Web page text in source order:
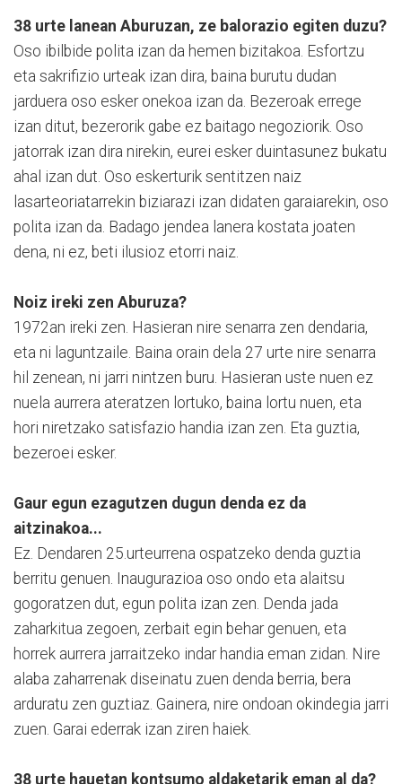
38 urte lanean Aburuzan, ze balorazio egiten duzu?
Oso ibilbide polita izan da hemen bizitakoa. Esfortzu
eta sakrifizio urteak izan dira, baina burutu dudan
jarduera oso esker onekoa izan da. Bezeroak errege
izan ditut, bezerorik gabe ez baitago negoziorik. Oso
jatorrak izan dira nirekin, eurei esker duintasunez bukatu
ahal izan dut. Oso eskerturik sentitzen naiz
lasarteoriatarrekin biziarazi izan didaten garaiarekin, oso
polita izan da. Badago jendea lanera kostata joaten
dena, ni ez, beti ilusioz etorri naiz.
Noiz ireki zen Aburuza?
1972an ireki zen. Hasieran nire senarra zen dendaria,
eta ni laguntzaile. Baina orain dela 27 urte nire senarra
hil zenean, ni jarri nintzen buru. Hasieran uste nuen ez
nuela aurrera ateratzen lortuko, baina lortu nuen, eta
hori niretzako satisfazio handia izan zen. Eta guztia,
bezeroei esker.
Gaur egun ezagutzen dugun denda ez da
aitzinakoa...
Ez. Dendaren 25.urteurrena ospatzeko denda guztia
berritu genuen. Inaugurazioa oso ondo eta alaitsu
gogoratzen dut, egun polita izan zen. Denda jada
zaharkitua zegoen, zerbait egin behar genuen, eta
horrek aurrera jarraitzeko indar handia eman zidan. Nire
alaba zaharrenak diseinatu zuen denda berria, bera
arduratu zen guztiaz. Gainera, nire ondoan okindegia jarri
zuen. Garai ederrak izan ziren haiek.
38 urte hauetan kontsumo aldaketarik eman al da?